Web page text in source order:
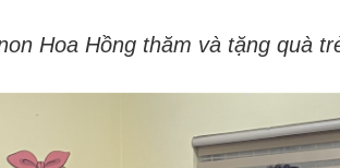
Hoa Hồng thăm và tặng quà